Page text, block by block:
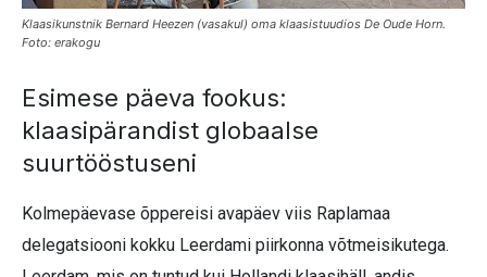
Klaasikunstnik Bernard Heezen (vasakul) oma klaasistuudios De Oude Horn.
Foto: erakogu
Esimese päeva fookus:
klaasipärandist globaalse
suurtööstuseni
Kolmepäevase õppereisi avapäev viis Raplamaa
delegatsiooni kokku Leerdami piirkonna võtmeisikutega.